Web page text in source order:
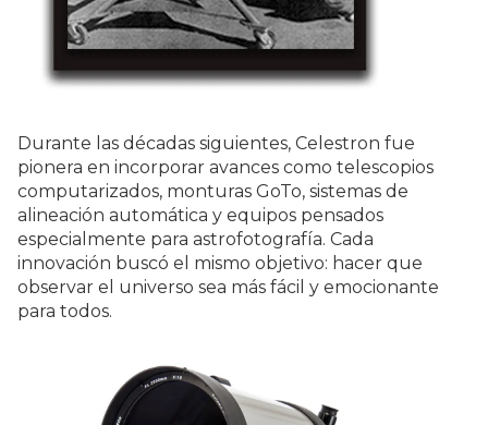
Durante las décadas siguientes, Celestron fue
pionera en incorporar avances como telescopios
computarizados, monturas GoTo, sistemas de
alineación automática y equipos pensados
especialmente para astrofotografía. Cada
innovación buscó el mismo objetivo: hacer que
observar el universo sea más fácil y emocionante
para todos.